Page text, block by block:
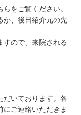
をご覧ください。
、後日紹介元の先
ので、来院される
いております。各
ご連絡いただきま